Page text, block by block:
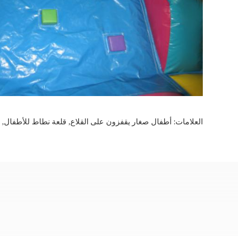
العلامات: أطفال صغار يقفزون على القلاع, قلعة نطاط للأطفال,